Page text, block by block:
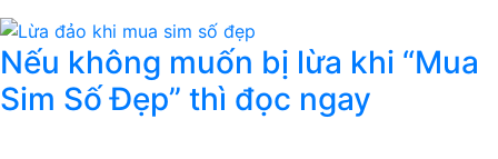
Nếu không muốn bị lừa khi “Mua
Sim Số Đẹp” thì đọc ngay